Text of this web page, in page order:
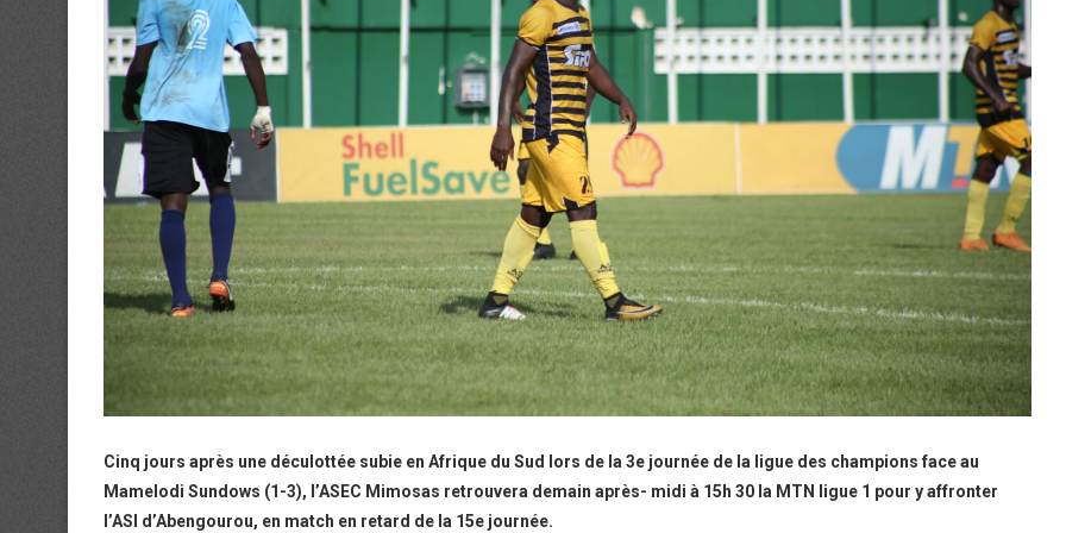
Cinq jours après une déculottée subie en Afrique du Sud lors de la 3e journée de la ligue des champions face au
Mamelodi Sundows (1-3), l’ASEC Mimosas retrouvera demain après- midi à 15h 30 la MTN ligue 1 pour y affronter
l’ASI d’Abengourou, en match en retard de la 15e journée.